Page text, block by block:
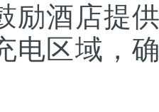
励酒店提
电区域，